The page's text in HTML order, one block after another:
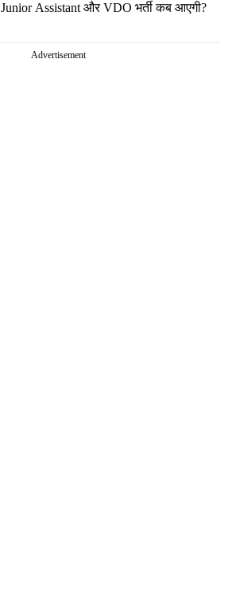
Junior Assistant और VDO भर्ती कब आएगी?
Advertisement